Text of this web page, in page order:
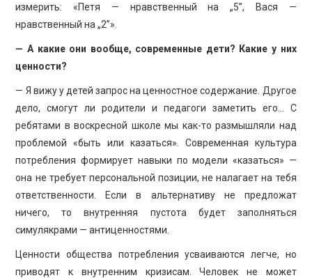
измерить: «Петя — нравственный на „5”, Вася —
нравственный на „2”».
— А какие они вообще, современные дети? Какие у них
ценности?
— Я вижу у детей запрос на ценностное содержание. Другое
дело, смогут ли родители и педагоги заметить его… С
ребятами в воскресной школе мы как-то размышляли над
проблемой «быть или казаться». Современная культура
потребления формирует навыки по модели «казаться» —
она не требует персональной позиции, не налагает на тебя
ответственности. Если в альтернативу не предложат
ничего, то внутренняя пустота будет заполняться
симулякрами — антиценностями.
Ценности общества потребления усваиваются легче, но
приводят к внутренним кризисам. Человек не может